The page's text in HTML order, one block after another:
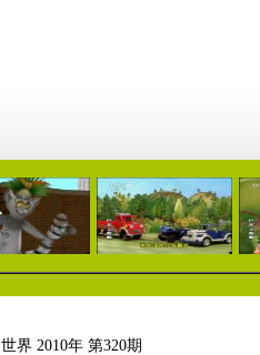
10:17 09:13
界 2010年 第320期